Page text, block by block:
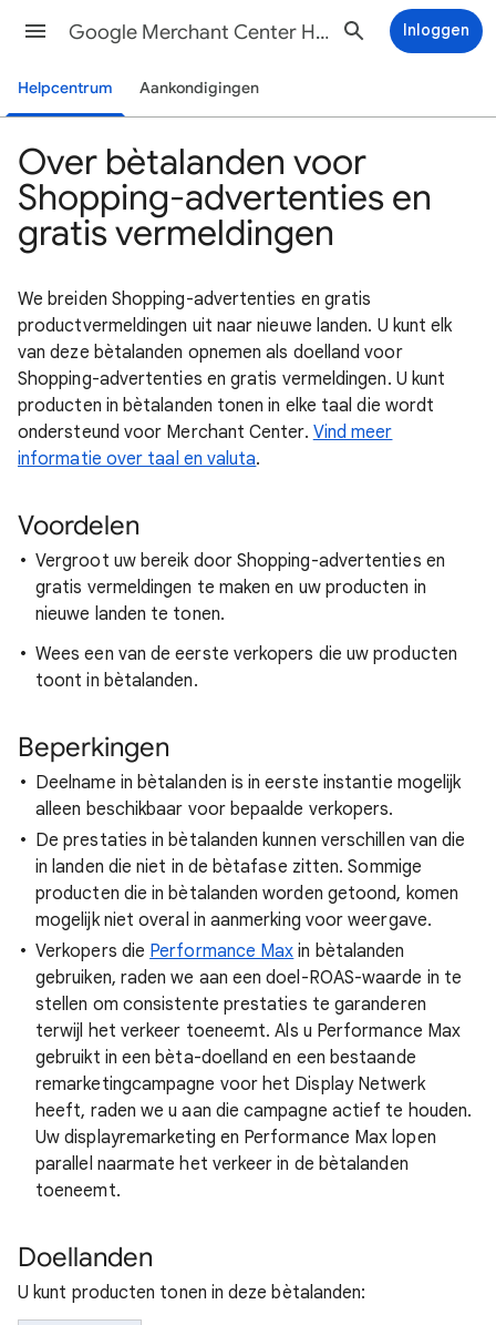
Google Merchant Center Help Inloggen
Helpcentrum Aankondigingen
Over bètalanden voor
Shopping-advertenties en
gratis vermeldingen
We breiden Shopping-advertenties en gratis
productvermeldingen uit naar nieuwe landen. U kunt elk
van deze bètalanden opnemen als doelland voor
Shopping-advertenties en gratis vermeldingen. U kunt
producten in bètalanden tonen in elke taal die wordt
ondersteund voor Merchant Center. Vind meer
informatie over taal en valuta.
Voordelen
Vergroot uw bereik door Shopping-advertenties en
gratis vermeldingen te maken en uw producten in
nieuwe landen te tonen.
Wees een van de eerste verkopers die uw producten
toont in bètalanden.
Beperkingen
Deelname in bètalanden is in eerste instantie mogelijk
alleen beschikbaar voor bepaalde verkopers.
De prestaties in bètalanden kunnen verschillen van die
in landen die niet in de bètafase zitten. Sommige
producten die in bètalanden worden getoond, komen
mogelijk niet overal in aanmerking voor weergave.
Verkopers die Performance Max in bètalanden
gebruiken, raden we aan een doel-ROAS-waarde in te
stellen om consistente prestaties te garanderen
terwijl het verkeer toeneemt. Als u Performance Max
gebruikt in een bèta-doelland en een bestaande
remarketingcampagne voor het Display Netwerk
heeft, raden we u aan die campagne actief te houden.
Uw displayremarketing en Performance Max lopen
parallel naarmate het verkeer in de bètalanden
toeneemt.
Doellanden
U kunt producten tonen in deze bètalanden: